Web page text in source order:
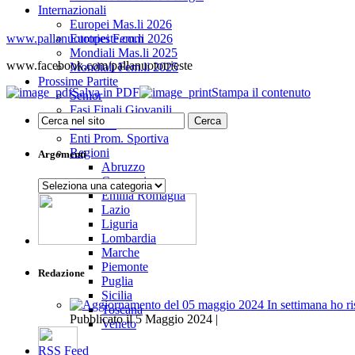
Internazionali
Europei Mas.li 2026
Europei Fem.li 2026
Mondiali Mas.li 2025
Mondiali Fem.li 2025
Prossime Partite
Senior
Fasi Finali Giovanili
Giovanili
Enti Prom. Sportiva
Regioni
Abruzzo
Campania
Emilia Romagna
Lazio
Liguria
Lombardia
Marche
Piemonte
Puglia
Sicilia
Toscana
Veneto
RSS Feed
www.pallanuototrieste.com
www.facebook.com/pallanuototrieste
Salva in PDF
Stampa il contenuto
Argomenti
Argomenti
Redazione
Pubblicato il 5 Maggio 2024 |